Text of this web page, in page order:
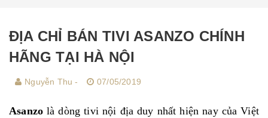
ĐỊA CHỈ BÁN TIVI ASANZO CHÍNH
HÃNG TẠI HÀ NỘI
Nguyễn Thu - 07/05/2019
Asanzo là dòng tivi nội địa duy nhất hiện nay của Việt